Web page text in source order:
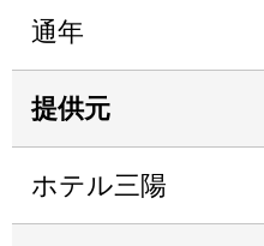
通年
提供元
ホテル三陽